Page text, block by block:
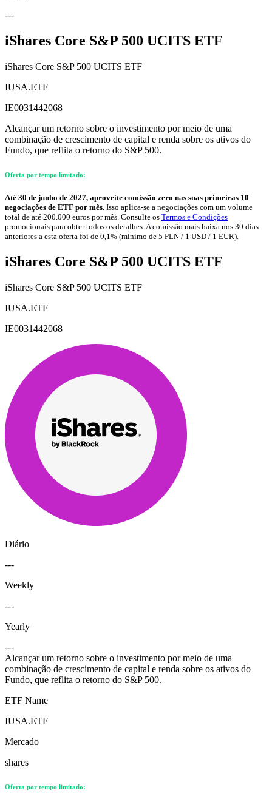
---
iShares Core S&P 500 UCITS ETF
iShares Core S&P 500 UCITS ETF
IUSA.ETF
IE0031442068
Alcançar um retorno sobre o investimento por meio de uma
combinação de crescimento de capital e renda sobre os ativos do
Fundo, que reflita o retorno do S&P 500.
Oferta por tempo limitado:
Até 30 de junho de 2027, aproveite comissão zero nas suas primeiras 10
negociações de ETF por mês. Isso aplica-se a negociações com um volume
total de até 200.000 euros por mês. Consulte os Termos e Condições
promocionais para obter todos os detalhes. A comissão mais baixa nos 30 dias
anteriores a esta oferta foi de 0,1% (mínimo de 5 PLN / 1 USD / 1 EUR).
iShares Core S&P 500 UCITS ETF
iShares Core S&P 500 UCITS ETF
IUSA.ETF
IE0031442068
Diário
---
Weekly
---
Yearly
---
Alcançar um retorno sobre o investimento por meio de uma
combinação de crescimento de capital e renda sobre os ativos do
Fundo, que reflita o retorno do S&P 500.
ETF Name
IUSA.ETF
Mercado
shares
Oferta por tempo limitado: